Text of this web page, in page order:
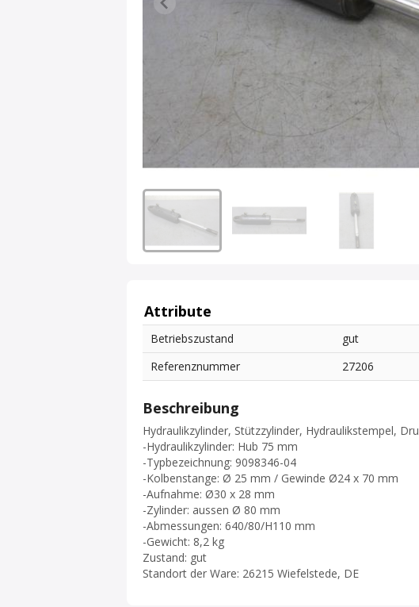
Attribute
Betriebszustand
gut
Referenznummer
27206
Beschreibung
Hydraulikzylinder, Stützzylinder, Hydraulikstempel,
-Hydraulikzylinder: Hub 75 mm
-Typbezeichnung: 9098346-04
-Kolbenstange: Ø 25 mm / Gewinde Ø24 x 70 mm
-Aufnahme: Ø30 x 28 mm
-Zylinder: aussen Ø 80 mm
-Abmessungen: 640/80/H110 mm
-Gewicht: 8,2 kg
Zustand: gut
Standort der Ware: 26215 Wiefelstede, DE